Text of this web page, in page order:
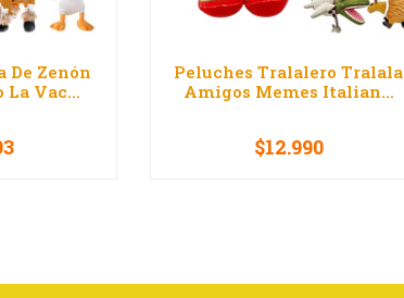
De Zenón
Vac...
Peluches Tralalero Tralala
Amigos Memes Italian...
VER OPCIONES
$12.990